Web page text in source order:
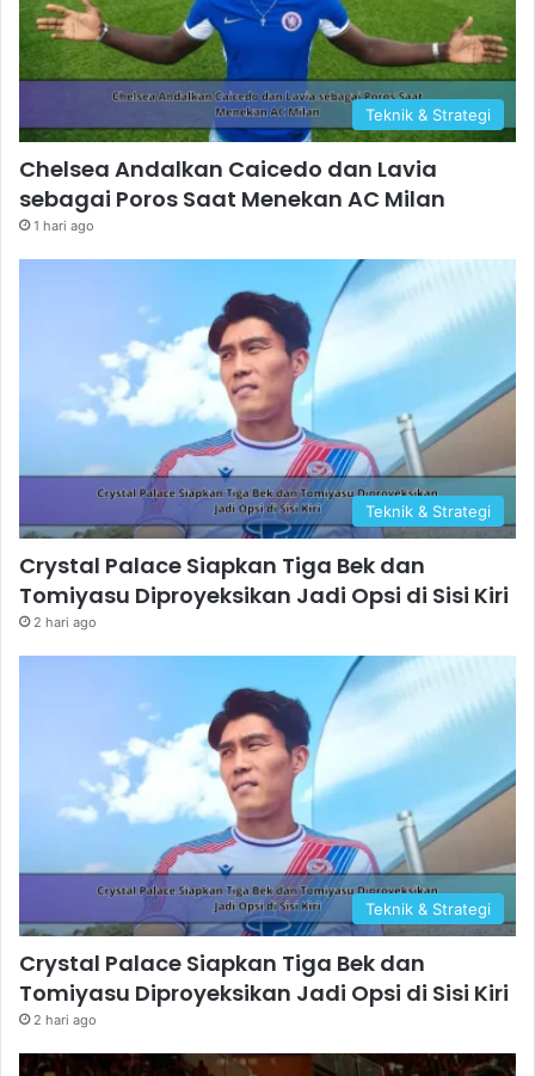
Teknik & Strategi
Chelsea Andalkan Caicedo dan Lavia
sebagai Poros Saat Menekan AC Milan
1 hari ago
Teknik & Strategi
Crystal Palace Siapkan Tiga Bek dan
Tomiyasu Diproyeksikan Jadi Opsi di Sisi Kiri
2 hari ago
Teknik & Strategi
Crystal Palace Siapkan Tiga Bek dan
Tomiyasu Diproyeksikan Jadi Opsi di Sisi Kiri
2 hari ago